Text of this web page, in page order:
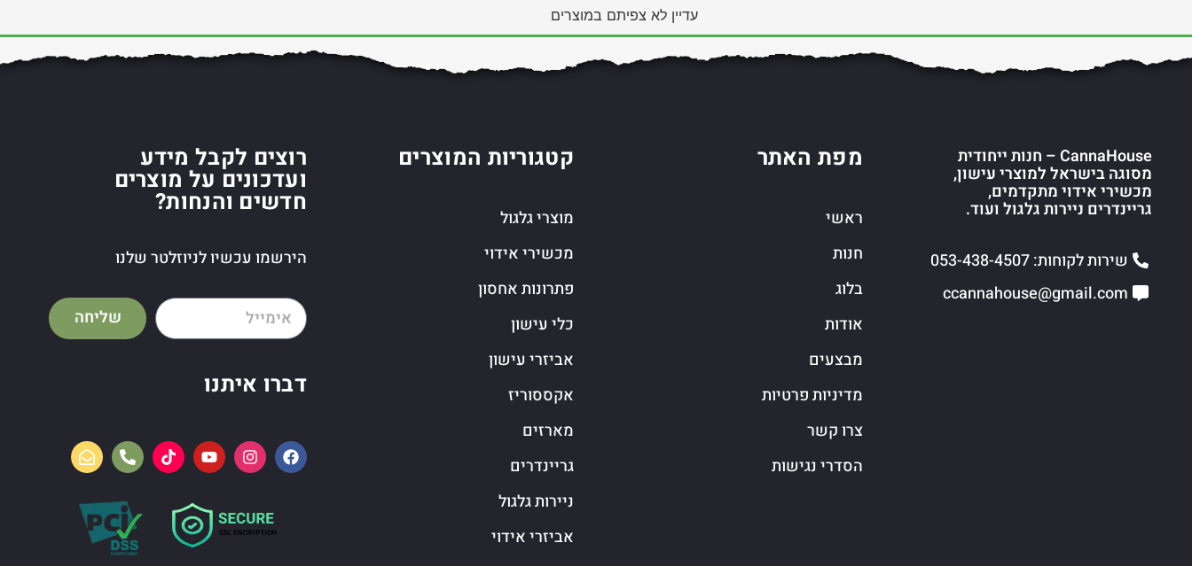
עדיין לא צפיתם במוצרים
CannaHouse – חנות ייחודית
מסוגה בישראל למוצרי עישון,
מכשירי אידוי מתקדמים,
גריינדרים ניירות גלגול ועוד.
שירות לקוחות: 053-438-4507
ccannahouse@gmail.com
מפת האתר
ראשי
חנות
בלוג
אודות
מבצעים
מדיניות פרטיות
צרו קשר
הסדרי נגישות
קטגוריות המוצרים
מוצרי גלגול
מכשירי אידוי
פתרונות אחסון
כלי עישון
אביזרי עישון
אקססוריז
מארזים
גריינדרים
ניירות גלגול
אביזרי אידוי
רוצים לקבל מידע
ועדכונים על מוצרים
חדשים והנחות?
הירשמו עכשיו לניוזלטר שלנו
שליחה
דברו איתנו